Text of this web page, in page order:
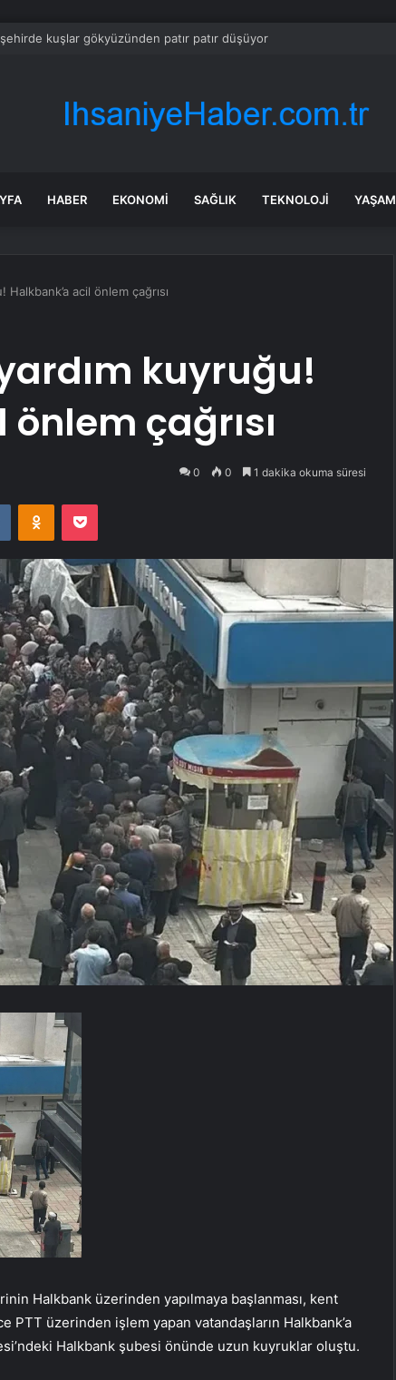
kuşlar gökyüzünden patır patır düşüyor
HABER EKONOMI SAĞLIK TEKNOLOJI YAŞAM
Halkbank’a acil önlem çağrısı
kuyruğu!
çağrısı
0 0 1 dakika okuma süresi
VKontakteOdnoklassniki
Pocket
Halkbank üzerinden yapılmaya başlanması, kent
üzerinden işlem yapan vatandaşların Halkbank’a
Halkbank şubesi önünde uzun kuyruklar oluştu.